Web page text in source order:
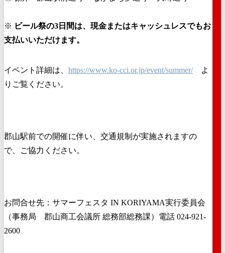
※ ビール祭の3日間は、現金またはキャッシュレスでもお
支払いいただけます。
イベント詳細は、 https://www.ko-cci.or.jp/event/summer/よ
りご覧ください。
郡山駅前での開催に伴い、交通規制が実施されますの
で、ご協力ください。
お問合せ先：サマーフェスタ IN KORIYAMA実行委員会
（事務局 郡山商工会議所 総務部総務課）電話 024-921-
2600